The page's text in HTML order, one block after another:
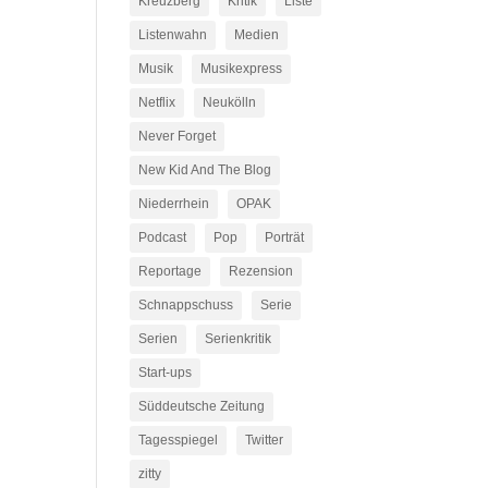
Listenwahn Medien
Musik Musikexpress
Netflix Neukölln
Never Forget
New Kid And The Blog
Niederrhein OPAK
Podcast Pop Porträt
Reportage Rezension
Schnappschuss Serie
Serien Serienkritik
Start-ups
Süddeutsche Zeitung
Tagesspiegel Twitter
zitty